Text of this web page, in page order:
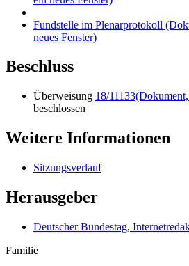
Fundstelle im Plenarprotokoll
neues Fenster)
Beschluss
Überweisung 18/11133
beschlossen
Weitere Informationen
Sitzungsverlauf
Herausgeber
Deutscher Bundestag,
Familie